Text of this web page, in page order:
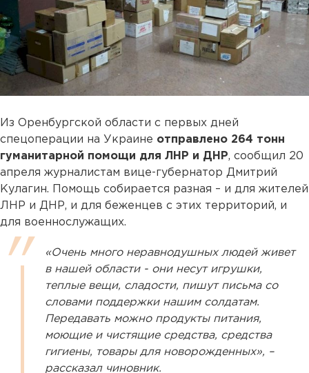
Из Оренбургской области с первых дней
спецоперации на Украине отправлено 264 тонн
гуманитарной помощи для ЛНР и ДНР, сообщил 20
апреля журналистам вице-губернатор Дмитрий
Кулагин. Помощь собирается разная – и для жителей
ЛНР и ДНР, и для беженцев с этих территорий, и
для военнослужащих.
«Очень много неравнодушных людей живет
в нашей области - они несут игрушки,
теплые вещи, сладости, пишут письма со
словами поддержки нашим солдатам.
Передавать можно продукты питания,
моющие и чистящие средства, средства
гигиены, товары для новорожденных», –
рассказал чиновник.